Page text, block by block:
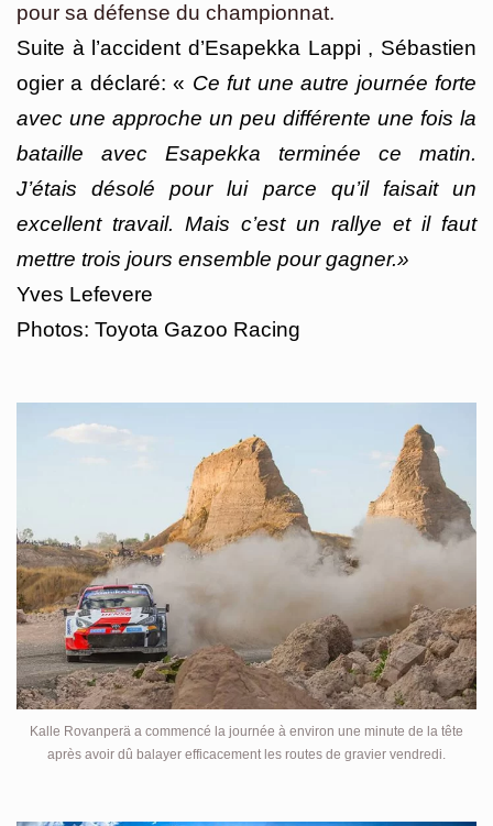
pour sa défense du championnat.
Suite à l’accident d’Esapekka Lappi , Sébastien
ogier a déclaré: « Ce fut une autre journée forte
avec une approche un peu différente une fois la
bataille avec Esapekka terminée ce matin.
J’étais désolé pour lui parce qu’il faisait un
excellent travail. Mais c’est un rallye et il faut
mettre trois jours ensemble pour gagner.»
Yves Lefevere
Photos: Toyota Gazoo Racing
Kalle Rovanperä a commencé la journée à environ une minute de la tête
après avoir dû balayer efficacement les routes de gravier vendredi.